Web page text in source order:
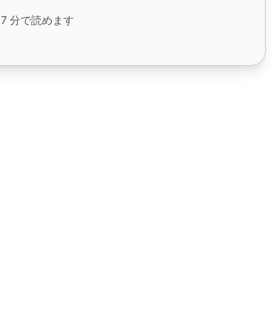
7 分で読めます